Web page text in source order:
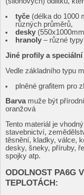
tyče (délka do 1000
různých průměrů,
desky
hranoly – různé
Jiné profily a
Vedle základního typu
plněné grafitem pro
Barvamuže být
oranžová
Tento materiál je
stavebnictví,
těsnění, kladky, válce,
desky, šneky, příruby,
spojky atp.
ODOLNOST PA6G
TEPLOTÁCH: